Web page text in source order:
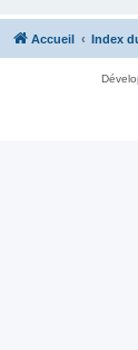
Accueil Index